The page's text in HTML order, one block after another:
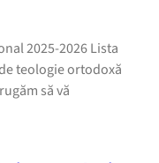
2025-2026 Lista
teologie ortodoxă
să vă